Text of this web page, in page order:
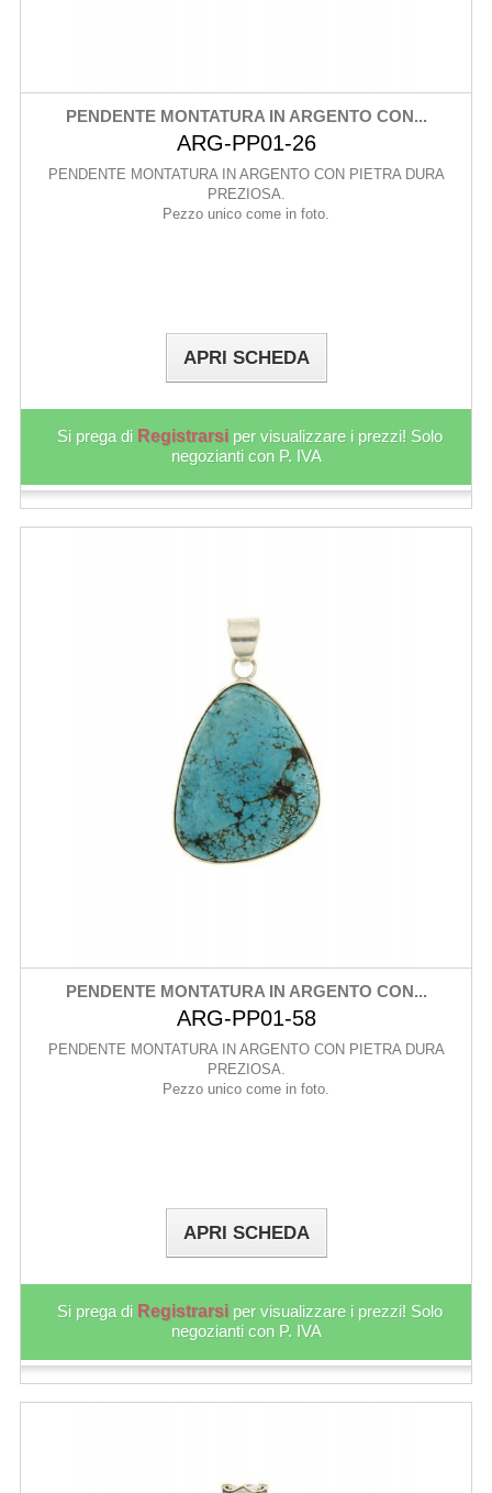
PENDENTE MONTATURA IN ARGENTO CON...
ARG-PP01-26
PENDENTE MONTATURA IN ARGENTO CON PIETRA DURA
PREZIOSA.
Pezzo unico come in foto.
APRI SCHEDA
Si prega di Registrarsi per visualizzare i prezzi! Solo
negozianti con P. IVA
PENDENTE MONTATURA IN ARGENTO CON...
ARG-PP01-58
PENDENTE MONTATURA IN ARGENTO CON PIETRA DURA
PREZIOSA.
Pezzo unico come in foto.
APRI SCHEDA
Si prega di Registrarsi per visualizzare i prezzi! Solo
negozianti con P. IVA